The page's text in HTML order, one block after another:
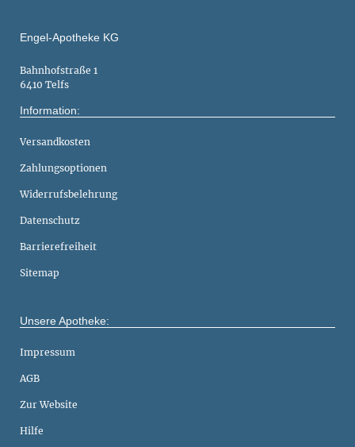
Engel-Apotheke KG
Bahnhofstraße 1
6410 Telfs
Information:
Versandkosten
Zahlungsoptionen
Widerrufsbelehrung
Datenschutz
Barrierefreiheit
Sitemap
Unsere Apotheke:
Impressum
AGB
Zur Website
Hilfe